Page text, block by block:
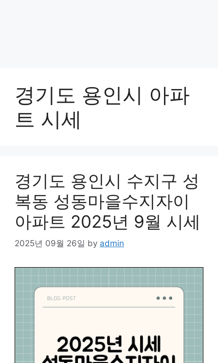
경기도 용인시 아파
트 시세
경기도 용인시 수지구 성
복동 성동마을수지자이
아파트 2025년 9월 시세
2025년 09월 26일 by admin